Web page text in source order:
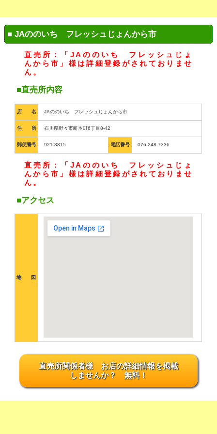
■ JAののいち フレッシュじょんから市
直売所：「JAののいち フレッシュじょ
んから市」様は詳細登録がされておりませ
ん。
■直売所内容
店 名 JAののいち フレッシュじょんから市
住 所 石川県野々市町本町6丁目8-42
郵便番号 921-8815 電話番号 076-248-7336
直売所：「JAののいち フレッシュじょ
んから市」様は詳細登録がされておりませ
ん。
■アクセス
地 図
直売所関係者様 お店の詳細情報を掲載
しませんか？ 無料！